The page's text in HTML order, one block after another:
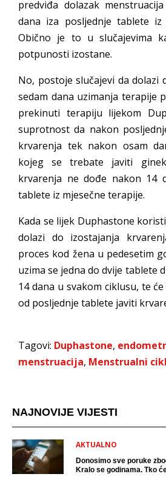
predviđa dolazak
dana iza posljednje tablete iz
Obično je to u slučajevima
potpunosti izostane.
No, postoje slučajevi da dolazi
sedam dana uzimanja terapije
prekinuti terapiju lijekom
suprotnost da nakon
krvarenja tek nakon osam
kojeg se trebate javiti
krvarenja ne dođe nakon 14
tablete iz mjesečne terapije.
Kada se lijek Duphastone
dolazi do izostajanja
proces kod žena u pedesetim
uzima se jedna do dvije tablete
14 dana u svakom ciklusu, te
od posljednje tablete javiti
Tagovi: Duphastone,
menstruacija, Menstrualni
NAJNOVIJE VIJESTI
AKTUALNO
Donosimo sve poruke
Kralo se godinama. Tko